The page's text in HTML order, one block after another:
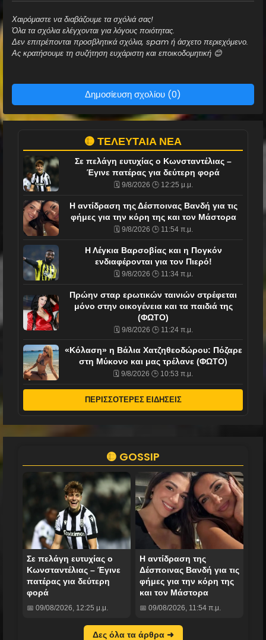
Χαιρόμαστε να διαβάζουμε τα σχόλιά σας!
Όλα τα σχόλια ελέγχονται για λόγους ποιότητας.
Δεν επιτρέπονται προσβλητικά σχόλια, spam ή άσχετο περιεχόμενο.
Ας κρατήσουμε τη συζήτηση ευχάριστη και εποικοδομητική 😊
Δημοσίευση σχολίου (0)
🟡 ΤΕΛΕΥΤΑΙΑ ΝΕΑ
Σε πελάγη ευτυχίας ο Κωνσταντέλιας –
Έγινε πατέρας για δεύτερη φορά
🗓️ 9/8/2026 🕒 12:25 μ.μ.
Η αντίδραση της Δέσποινας Βανδή για τις
φήμες για την κόρη της και τον Μάστορα
🗓️ 9/8/2026 🕒 11:54 π.μ.
Η Λέγκια Βαρσοβίας και η Πογκόν
ενδιαφέρονται για τον Πιερό!
🗓️ 9/8/2026 🕒 11:34 π.μ.
Πρώην σταρ ερωτικών ταινιών στρέφεται
μόνο στην οικογένεια και τα παιδιά της
(ΦΩΤΟ)
🗓️ 9/8/2026 🕒 11:24 π.μ.
«Κόλαση» η Βάλια Χατζηθεοδώρου: Πόζαρε
στη Μύκονο και μας τρέλανε (ΦΩΤΟ)
🗓️ 9/8/2026 🕒 10:53 π.μ.
ΠΕΡΙΣΣΟΤΕΡΕΣ ΕΙΔΗΣΕΙΣ
🟡 GOSSIP
Σε πελάγη ευτυχίας ο
Κωνσταντέλιας – Έγινε
πατέρας για δεύτερη
φορά
📅 09/08/2026, 12:25 μ.μ.
Η αντίδραση της
Δέσποινας Βανδή για τις
φήμες για την κόρη της
και τον Μάστορα
📅 09/08/2026, 11:54 π.μ.
Δες όλα τα άρθρα ➜